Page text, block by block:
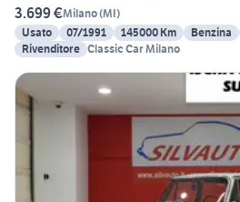
3.699 €Milano(MI)
Usato
07/1991 145000 Km Benzina
Rivenditore Classic Car Milano